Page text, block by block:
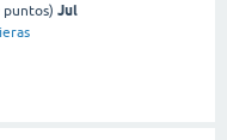
puntos) Jul